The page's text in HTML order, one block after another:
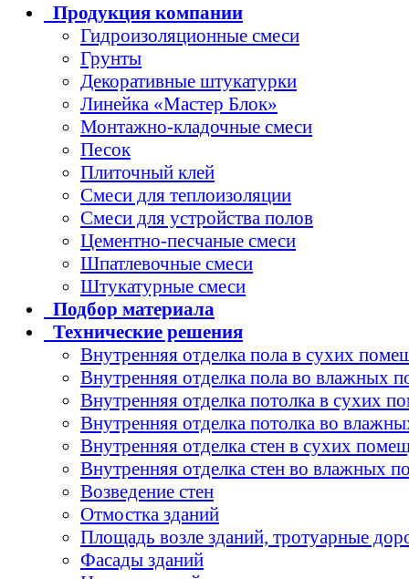
Продукция компании
Гидроизоляционные смеси
Грунты
Декоративные штукатурки
Линейка «Мастер Блок»
Монтажно-кладочные смеси
Песок
Плиточный клей
Смеси для теплоизоляции
Смеси для устройства полов
Цементно-песчаные смеси
Шпатлевочные смеси
Штукатурные смеси
Подбор материала
Технические решения
Внутренняя отделка пола в сухих
Внутренняя отделка пола во влажных
Внутренняя отделка потолка в сухих
Внутренняя отделка потолка во
Внутренняя отделка стен в сухих
Внутренняя отделка стен во влажных
Возведение стен
Отмостка зданий
Площадь возле зданий, тротуарные
Фасады зданий